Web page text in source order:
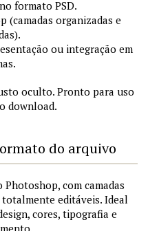
formato PSD.
(camadas organizadas e
ou integração em
oculto. Pronto para uso
download.
do arquivo
com camadas
totalmente editáveis. Ideal
cores, tipografia e